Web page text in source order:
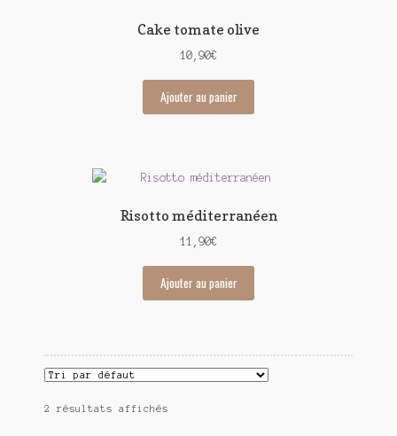
Cake tomate olive
10,90€
Ajouter au panier
Risotto méditerranéen
11,90€
Ajouter au panier
2 résultats affichés